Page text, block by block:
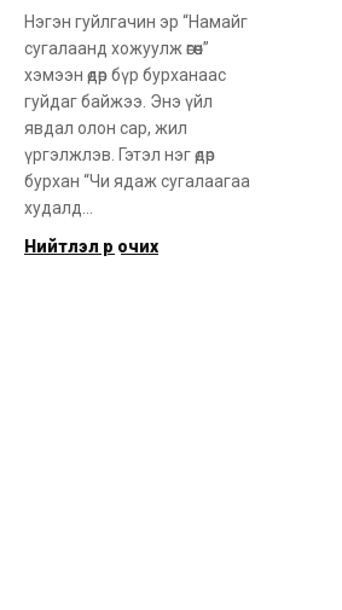
Нэгэн гуйлгачин эр “Намайг
сугалаанд хожуулж өгөөч”
хэмээн өдөр бүр бурханаас
гуйдаг байжээ. Энэ үйл
явдал олон сар, жил
үргэлжлэв. Гэтэл нэг өдөр
бурхан “Чи ядаж сугалаагаа
худалд...
Нийтлэл рүү очих